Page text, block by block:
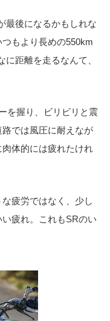
最後になるかもしれな
もより長めの550km
距離を走るなんて、
を握り、ビリビリと震
では風圧に耐えなが
体的には疲れたけれ
疲労ではなく、少し
疲れ。これもSRのい